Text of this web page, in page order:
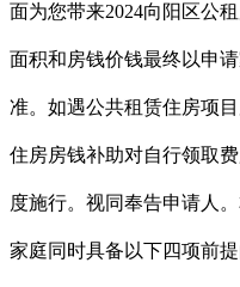
面为您带来2024向阳区公
面积和房钱价钱最终以申
准。如遇公共租赁住房项
住房房钱补助对自行领取
度施行。视同奉告申请人
家庭同时具备以下四项前